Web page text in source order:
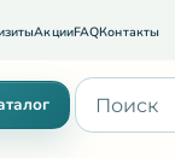
АкцииFAQКонтакты